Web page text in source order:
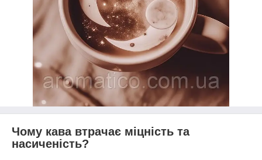
Чому кава втрачає міцність та
насиченість?